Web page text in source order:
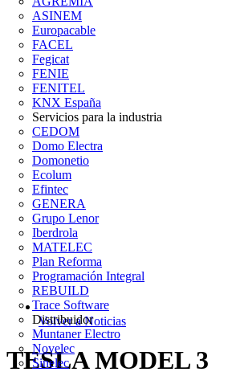
ASINEM
Europacable
FACEL
Fegicat
FENIE
FENITEL
KNX España
Servicios para la industria
CEDOM
Domo Electra
Domonetio
Ecolum
Efintec
GENERA
Grupo Lenor
Iberdrola
MATELEC
Plan Reforma
Programación Integral
REBUILD
Trace Software
Distribuidor
Muntaner Electro
Novelec
Sinelec
Volver a Noticias
TESLA MODEL 3